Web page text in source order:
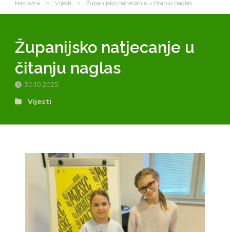
Naslovna > Vijesti > Županijsko natjecanje u čitanju naglas
Županijsko natjecanje u
čitanju naglas
30.10.2025.
Vijesti